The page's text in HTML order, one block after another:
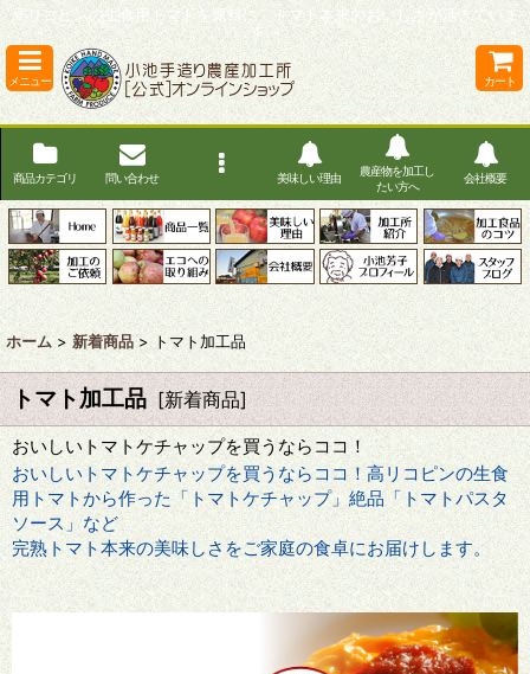
高リコピンの生食用トマトを原料に、トマト本来のおいしさが活きていま
す。
メニュー カート
商品カテゴリ 問い合わせ 美味しい理由
農産物を加工し
たい方へ
会社概要
ホーム > 新着商品 > トマト加工品
トマト加工品 [新着商品]
おいしいトマトケチャップを買うならココ！
おいしいトマトケチャップを買うならココ！高リコピンの生食
用トマトから作った「トマトケチャップ」絶品「トマトパスタ
ソース」など
完熟トマト本来の美味しさをご家庭の食卓にお届けします。